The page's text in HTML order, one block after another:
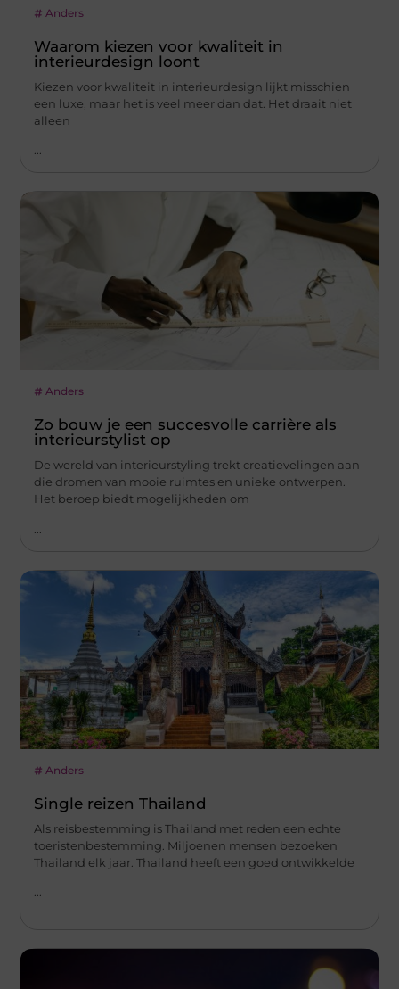
Anders
Waarom kiezen voor kwaliteit in
interieurdesign loont
Kiezen voor kwaliteit in interieurdesign lijkt misschien
een luxe, maar het is veel meer dan dat. Het draait niet
alleen
Anders
Zo bouw je een succesvolle carrière als
interieurstylist op
De wereld van interieurstyling trekt creatievelingen aan
die dromen van mooie ruimtes en unieke ontwerpen.
Het beroep biedt mogelijkheden om
Anders
Single reizen Thailand
Als reisbestemming is Thailand met reden een echte
toeristenbestemming. Miljoenen mensen bezoeken
Thailand elk jaar. Thailand heeft een goed ontwikkelde